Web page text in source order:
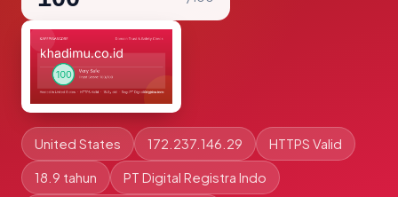
United States 172.237.146.29 HTTPS Valid
18.9 tahun PT Digital Registra Indo